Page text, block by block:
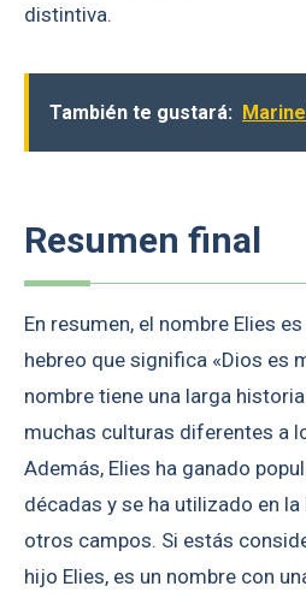
distintiva.
También te gustará:
Resumen final
En resumen, el nombre Elies
hebreo que significa «Dios es
nombre tiene una larga
muchas culturas diferentes a
Además, Elies ha ganado
décadas y se ha utilizado en
otros campos. Si estás
hijo Elies, es un nombre con